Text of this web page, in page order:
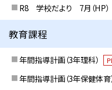
R8 学校だより 7月（HP）
教育課程
年間指導計画（3年理科）
年間指導計画（3年保健体育